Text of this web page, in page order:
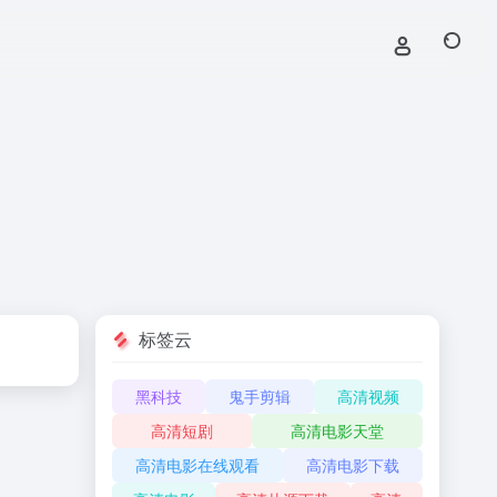
标签云
黑科技 鬼手剪辑
高清视频
高清短剧
高清电影天堂
高清电影在线观看
高清电影下载